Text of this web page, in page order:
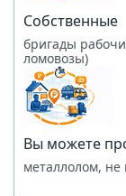
Собственные
бригады
ломовозы)
Вы можете
металлолом, не